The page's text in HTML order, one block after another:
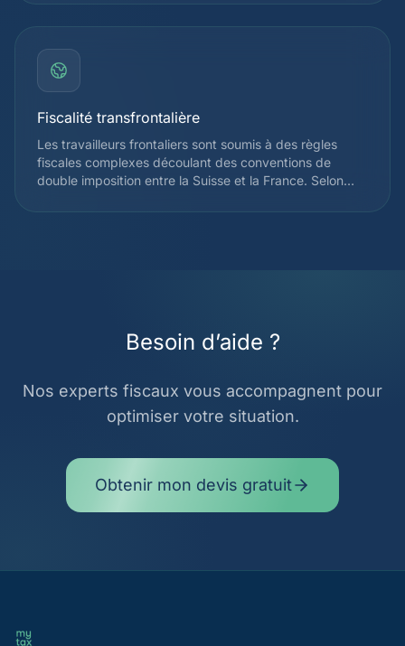
identifier les déductions applicables dès la première
année. Nous vous expliquons également le
démarches d'enregistrement auprès de l'administration
cantonale.
Fiscalité transfrontalière
Les travailleurs frontaliers sont soumis à des règles
fiscales complexes découlant des conventions de
double imposition entre la Suisse et la France. Selon
source en Suisse ou uniquement en France. Nous vous
Besoin d’aide ?
Nos experts fiscaux vous accompagnent pour
optimiser votre situation.
Obtenir mon devis gratuit